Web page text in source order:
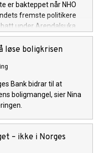
er bakteppet når NHO
fremste politikere
under Arendalsuka.
løse boligkrisen
Bank bidrar til at
boligmangel, sier Nina
– ikke i Norges